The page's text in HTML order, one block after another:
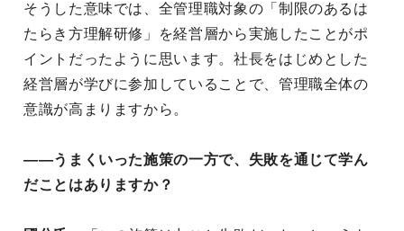
そうした意味では、全管理職対象の「制限のあるは
たらき方理解研修」を経営層から実施したことがポ
イントだったように思います。社長をはじめとした
経営層が学びに参加していることで、管理職全体の
意識が高まりますから。
——うまくいった施策の一方で、失敗を通じて学ん
だことはありますか？